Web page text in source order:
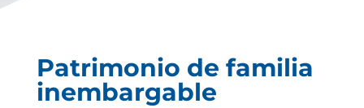
Patrimonio de familia
inembargable